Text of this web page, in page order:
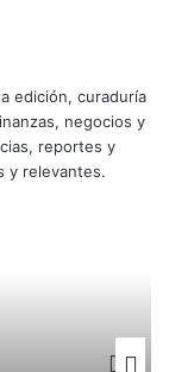
edición, curaduría
negocios y
reportes y
y relevantes.